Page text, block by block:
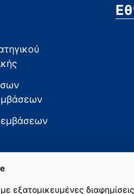
εξατομικευμένες